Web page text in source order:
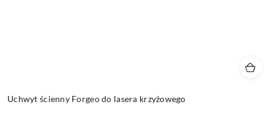
Uchwyt ścienny Forgeo do lasera krzyżowego